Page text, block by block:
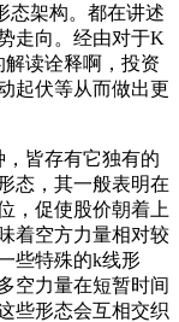
态架构。都在讲述
走向。经由对于K
读诠释啊，投资
起伏等从而做出更
皆存有它独有的
态，其一般表明在
，促使股价朝着上
着空方力量相对较
些特殊的k线形
空力量在短暂时间
些形态会互相交织